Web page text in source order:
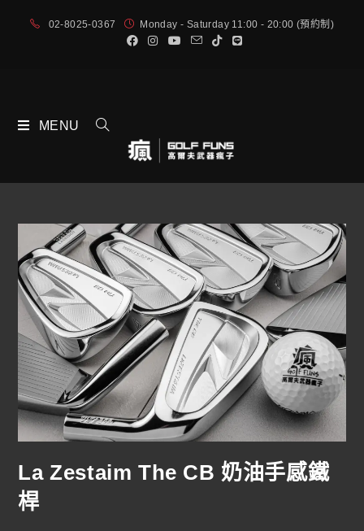
02-8025-0367 Monday - Saturday 11:00 - 20:00 (預約制)
MENU
La Zestaim The CB 奶油手感鐵
桿